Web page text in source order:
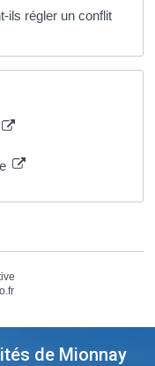
ils régler un conflit
de Mionnay